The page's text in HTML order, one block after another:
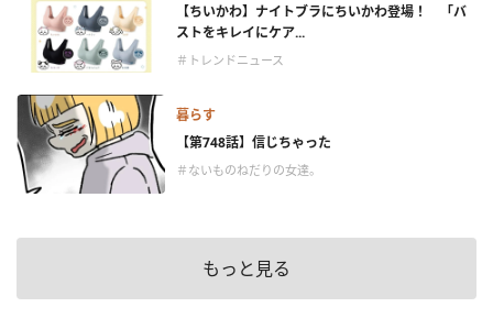
【ちいかわ】ナイトブラにちいかわ登場！ 「バ
ストをキレイにケア...
＃トレンドニュース
暮らす
【第748話】信じちゃった
＃ないものねだりの女達。
もっと見る